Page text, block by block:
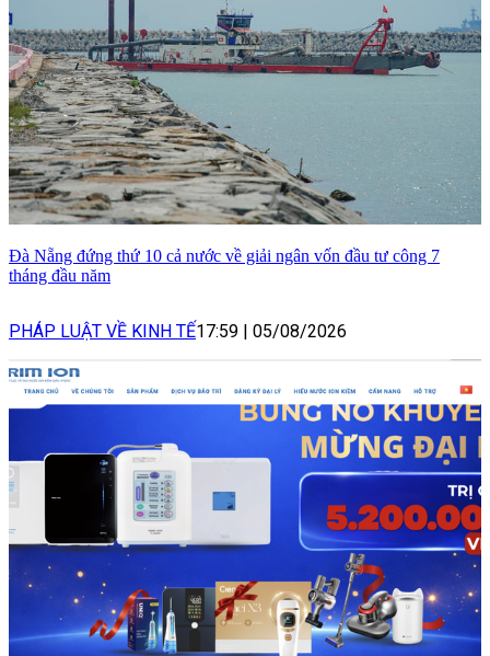
Đà Nẵng đứng thứ 10 cả nước về giải ngân vốn đầu tư công 7
tháng đầu năm
PHÁP LUẬT VỀ KINH TẾ17:59 05/08/2026